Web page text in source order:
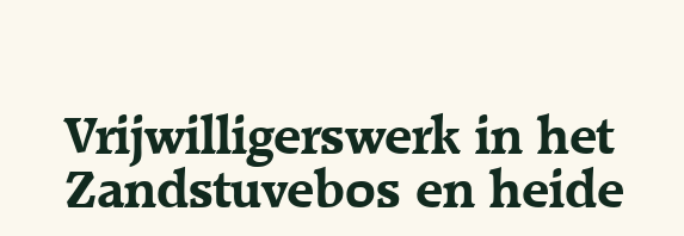
Vrijwilligerswerk in het
Zandstuvebos en heide